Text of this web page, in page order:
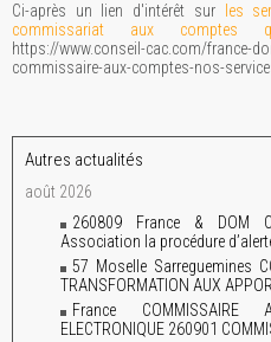
Ci-après un lien d'intérêt sur
les
commissariat aux comptes
https://www.conseil-cac.com/france-
commissaire-aux-comptes-nos-
Autres actualités
août 2026
260809 France & DOM
Association la procédure
57 Moselle Sarreguemines
TRANSFORMATION AUX
France COMMISSAIRE
ELECTRONIQUE 260901